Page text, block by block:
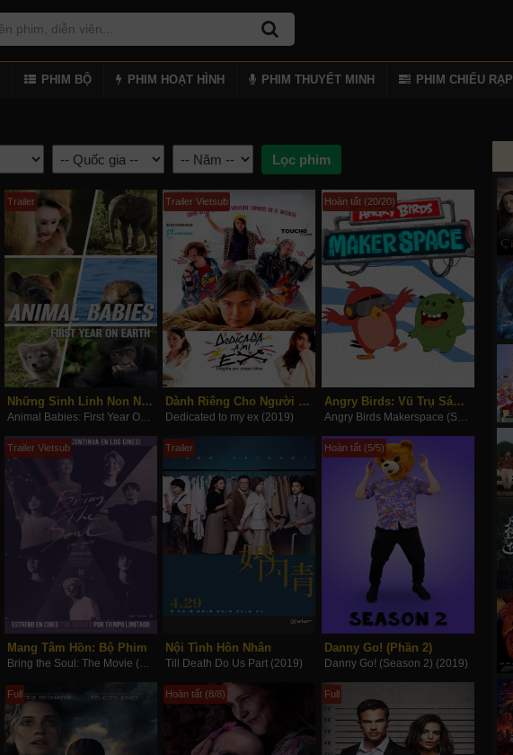
PHIM BỘ PHIM HOẠT HÌNH PHIM THUYẾT MINH PHIM CHIẾU RẠP
Trailer
Những Sinh Linh Non Nớt: Năm Đầu Tiên Trên Trái Đất
Animal Babies: First Year On Earth (2019)
Trailer Vietsub
Dành Riêng Cho Người Yêu Cũ Của Tôi
Dedicated to my ex (2019)
Hoàn tất (20/20)
Angry Birds: Vũ Trụ Sáng Tạo (Phần 3)
Angry Birds Makerspace (Season 3) (2019)
Trailer Vietsub
Mang Tâm Hồn: Bộ Phim
Bring the Soul: The Movie (2019)
Trailer
Nội Tình Hôn Nhân
Till Death Do Us Part (2019)
Hoàn tất (5/5)
Danny Go! (Phần 2)
Danny Go! (Season 2) (2019)
Full Hoàn tất (8/8) Full